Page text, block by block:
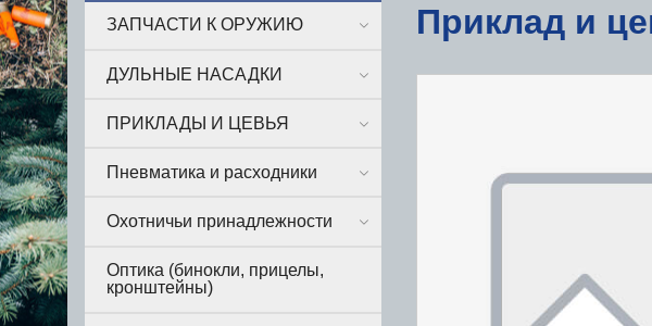
Приклад и
ЗАПЧАСТИ К ОРУЖИЮ
ДУЛЬНЫЕ НАСАДКИ
ПРИКЛАДЫ И ЦЕВЬЯ
Пневматика и расходники
Охотничьи принадлежности
Оптика (бинокли, прицелы,
кронштейны)